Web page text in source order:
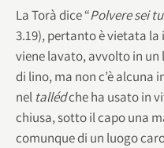
La Torà dice “Polvere sei
3.19), pertanto è vietata
viene lavato, avvolto in
di lino, ma non c’è alcuna
nel tallédche ha usato in
chiusa, sotto il capo una
comunque di un luogo